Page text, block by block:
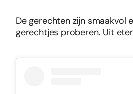
De gerechten zijn smaakvol
gerechtjes proberen. Uit